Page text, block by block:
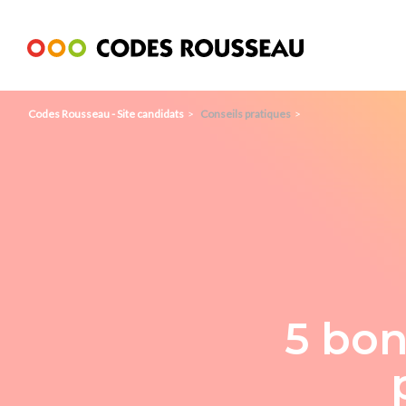
Codes Rousseau - Site candidats Conseils pratiques
5